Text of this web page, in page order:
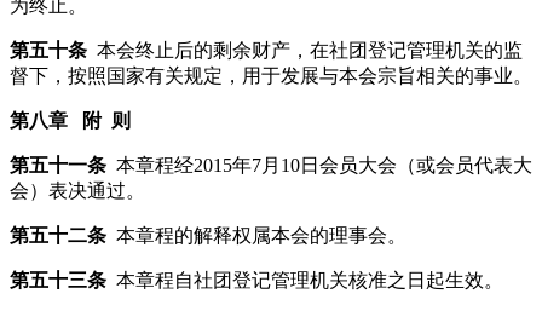
为终止。
第五十条 本会终止后的剩余财产，在社团登记管理机关的监
督下，按照国家有关规定，用于发展与本会宗旨相关的事业。
第八章 附 则
第五十一条 本章程经2015年7月10日会员大会（或会员代表大
会）表决通过。
第五十二条 本章程的解释权属本会的理事会。
第五十三条 本章程自社团登记管理机关核准之日起生效。